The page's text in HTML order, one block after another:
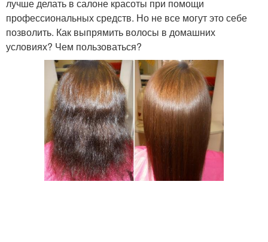
лучше делать в салоне красоты при помощи
профессиональных средств. Но не все могут это себе
позволить. Как выпрямить волосы в домашних
условиях? Чем пользоваться?